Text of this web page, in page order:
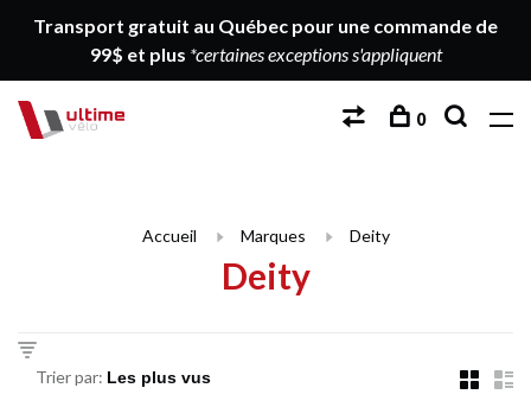
Transport gratuit au Québec pour une commande de
99$ et plus *certaines exceptions s'appliquent
0
Accueil Marques Deity
Deity
Trier par: